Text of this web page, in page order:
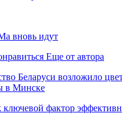
вновь идут
Еще от автора
Беларуси возложило
в Минске
ключевой фактор